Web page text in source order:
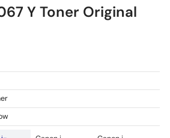
Y Toner Original